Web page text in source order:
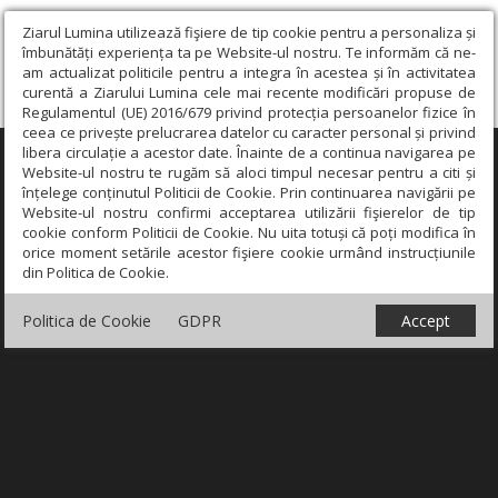
Ziarul Lumina utilizează fişiere de tip cookie pentru a personaliza și
îmbunătăți experiența ta pe Website-ul nostru. Te informăm că ne-
am actualizat politicile pentru a integra în acestea și în activitatea
curentă a Ziarului Lumina cele mai recente modificări propuse de
Regulamentul (UE) 2016/679 privind protecția persoanelor fizice în
ceea ce privește prelucrarea datelor cu caracter personal și privind
libera circulație a acestor date. Înainte de a continua navigarea pe
Website-ul nostru te rugăm să aloci timpul necesar pentru a citi și
înțelege conținutul Politicii de Cookie. Prin continuarea navigării pe
Website-ul nostru confirmi acceptarea utilizării fişierelor de tip
cookie conform Politicii de Cookie. Nu uita totuși că poți modifica în
orice moment setările acestor fişiere cookie urmând instrucțiunile
din Politica de Cookie.
Politica de Cookie GDPR Accept
×